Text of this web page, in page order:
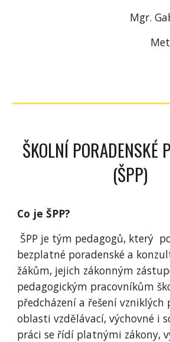
Mgr.
ŠKOLNÍ PORADENSKÉ
(ŠPP)
Co je ŠPP?
ŠPP je tým pedagogů, který
bezplatné poradenské a
žákům, jejich zákonným
pedagogickým pracovníkům
předcházení a řešení vzniklých
oblasti vzdělávací, výchovné i
práci se řídí platnými zákony,